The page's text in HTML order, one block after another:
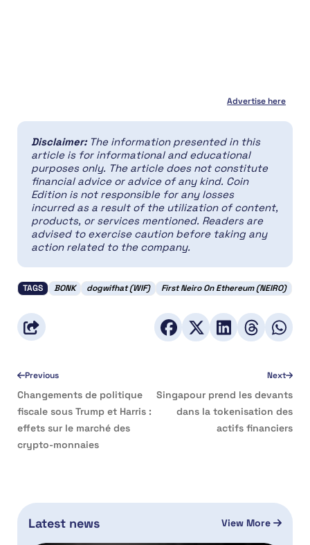
Advertise here
Disclaimer: The information presented in this
article is for informational and educational
purposes only. The article does not constitute
financial advice or advice of any kind. Coin
Edition is not responsible for any losses
incurred as a result of the utilization of content,
products, or services mentioned. Readers are
advised to exercise caution before taking any
action related to the company.
TAGS BONK dogwifhat (WIF) First Neiro On Ethereum (NEIRO)
Previous
Changements de politique
fiscale sous Trump et Harris :
effets sur le marché des
crypto-monnaies
Next
Singapour prend les devants
dans la tokenisation des
actifs financiers
Latest news View More